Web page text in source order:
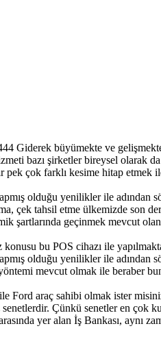
Giderek büyümekte ve
bazı şirketler bireysel olarak
çok farklı kesime hitap etmek
olduğu yenilikler ile adından
çek tahsil etme ülkemizde son
şartlarında geçinmek mevcut
konusu bu POS cihazı ile
olduğu yenilikler ile adından
mevcut olmak ile beraber
Ford araç sahibi olmak ister
Çünkü senetler en çok
yer alan İş Bankası, aynı